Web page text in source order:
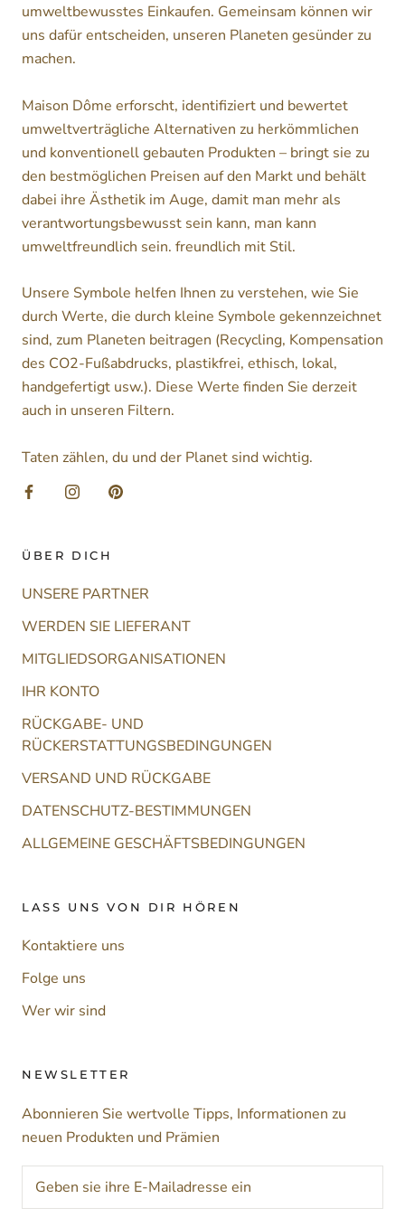
umweltbewusstes Einkaufen. Gemeinsam können wir
uns dafür entscheiden, unseren Planeten gesünder zu
machen.
Maison Dôme erforscht, identifiziert und bewertet
umweltverträgliche Alternativen zu herkömmlichen
und konventionell gebauten Produkten – bringt sie zu
den bestmöglichen Preisen auf den Markt und behält
dabei ihre Ästhetik im Auge, damit man mehr als
verantwortungsbewusst sein kann, man kann
umweltfreundlich sein. freundlich mit Stil.
Unsere Symbole helfen Ihnen zu verstehen, wie Sie
durch Werte, die durch kleine Symbole gekennzeichnet
sind, zum Planeten beitragen (Recycling, Kompensation
des CO2-Fußabdrucks, plastikfrei, ethisch, lokal,
handgefertigt usw.). Diese Werte finden Sie derzeit
auch in unseren Filtern.
Taten zählen, du und der Planet sind wichtig.
ÜBER DICH
UNSERE PARTNER
WERDEN SIE LIEFERANT
MITGLIEDSORGANISATIONEN
IHR KONTO
RÜCKGABE- UND
RÜCKERSTATTUNGSBEDINGUNGEN
VERSAND UND RÜCKGABE
DATENSCHUTZ-BESTIMMUNGEN
ALLGEMEINE GESCHÄFTSBEDINGUNGEN
LASS UNS VON DIR HÖREN
Kontaktiere uns
Folge uns
Wer wir sind
NEWSLETTER
Abonnieren Sie wertvolle Tipps, Informationen zu
neuen Produkten und Prämien